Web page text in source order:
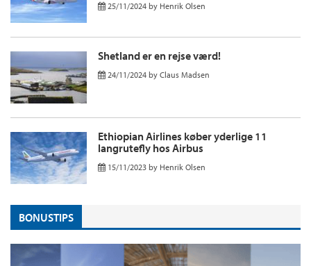
25/11/2024 by Henrik Olsen
Shetland er en rejse værd!
24/11/2024 by Claus Madsen
Ethiopian Airlines køber yderlige 11
langrutefly hos Airbus
15/11/2023 by Henrik Olsen
BONUSTIPS